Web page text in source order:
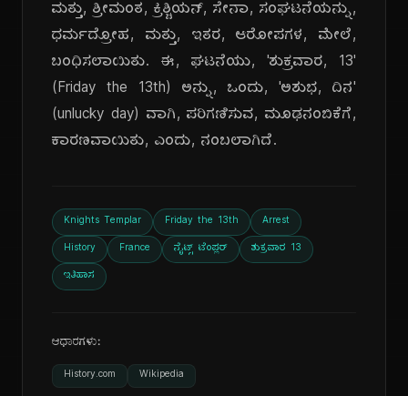
ಮತ್ತು, ಶ್ರೀಮಂತ, ಕ್ರಿಶ್ಚಿಯನ್, ಸೇನಾ, ಸಂಘಟನೆಯನ್ನು,
ಧರ್ಮದ್ರೋಹ, ಮತ್ತು, ಇತರ, ಆರೋಪಗಳ, ಮೇಲೆ,
ಬಂಧಿಸಲಾಯಿತು. ಈ, ಘಟನೆಯು, 'ಶುಕ್ರವಾರ, 13'
(Friday the 13th) ಅನ್ನು, ಒಂದು, 'ಅಶುಭ, ದಿನ'
(unlucky day) ವಾಗಿ, ಪರಿಗಣಿಸುವ, ಮೂಢನಂಬಿಕೆಗೆ,
ಕಾರಣವಾಯಿತು, ಎಂದು, ನಂಬಲಾಗಿದೆ.
Knights Templar Friday the 13th Arrest
History France ನೈಟ್ಸ್ ಟೆಂಪ್ಲರ್ ಶುಕ್ರವಾರ 13
ಇತಿಹಾಸ
ಆಧಾರಗಳು:
History.com Wikipedia